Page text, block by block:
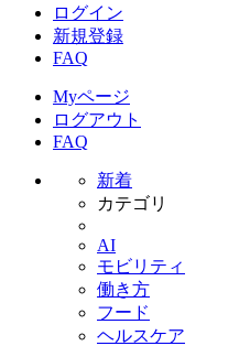
ログイン
新規登録
FAQ
Myページ
ログアウト
FAQ
新着
カテゴリ
AI
モビリティ
働き方
フード
ヘルスケア